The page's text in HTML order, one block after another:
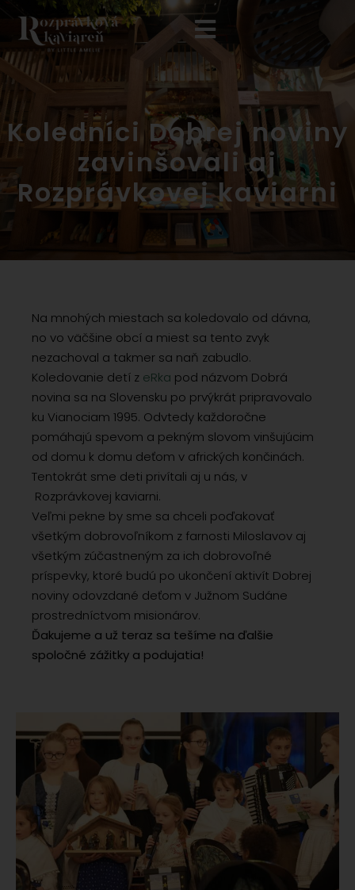
Koledníci Dobrej noviny
zavinšovali aj
Rozprávkovej kaviarni
Na mnohých miestach sa koledovalo od dávna,
no vo väčšine obcí a miest sa tento zvyk
nezachoval a takmer sa naň zabudlo.
Koledovanie detí z eRka pod názvom Dobrá
novina sa na Slovensku po prvýkrát pripravovalo
ku Vianociam 1995. Odvtedy každoročne
pomáhajú spevom a pekným slovom vinšujúcim
od domu k domu deťom v afrických končinách.
Tentokrát sme deti privítali aj u nás, v
Rozprávkovej kaviarni.
Veľmi pekne by sme sa chceli poďakovať
všetkým dobrovoľníkom z farnosti Miloslavov aj
všetkým zúčastneným za ich dobrovoľné
príspevky, ktoré budú po ukončení aktivít Dobrej
noviny odovzdané deťom v Južnom Sudáne
prostredníctvom misionárov.
Ďakujeme a už teraz sa tešíme na ďalšie
spoločné zážitky a podujatia!